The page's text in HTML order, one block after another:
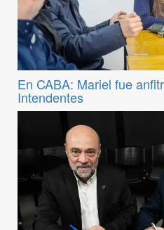
En CABA: Mariel fue
Intendentes